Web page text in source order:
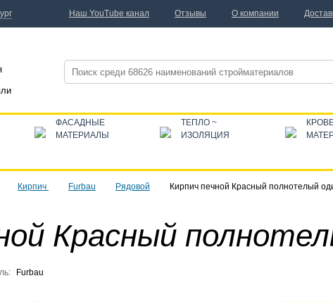
Кирпич Furbau Рядовой Кирпич печной Красный полнотелый
Красный
Furbau
ФАСАДНЫЕ
МАТЕРИАЛЫ
ТЕПЛО ~
ИЗОЛЯЦИЯ
Наш YouTube канал Отзывы О компании